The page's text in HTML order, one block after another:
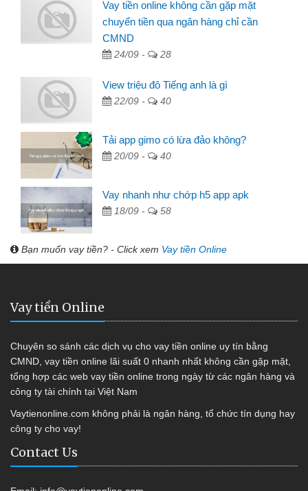
Vay tiền online không cần gặp mặt
chuyển tiền qua ngân hàng chỉ cần
CMND
24/09 - 28
View triệu đô Tiếng anh là gì
22/09 - 40
Tải app gimo có lừa đảo không?
20/09 - 40
Vay nhanh như chớp h5 app apk
18/09 - 58
Bạn muốn vay tiền? - Click xem Vay tiền Online
Vay tiền Online
Chuyên so sánh các dịch vụ cho vay tiền online uy tín bằng
CMND, vay tiền online lãi suất 0 nhanh nhất không cần gặp mặt,
tổng hợp các web vay tiền online trong ngày từ các ngân hàng và
công ty tài chính tại Việt Nam
Vaytienonline.com không phải là ngân hàng, tổ chức tín dụng hay
công ty cho vay!
Contact Us